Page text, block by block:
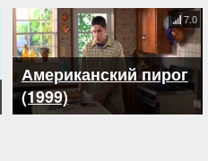
Американский пирог
(1999)
7.0